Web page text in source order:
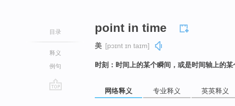
目录
释义
例句
point in time
美 [pɔɪnt ɪn taɪm]
时刻：时间上的某个瞬间，或是时间轴上的
网络释义 专业释义 英英释义